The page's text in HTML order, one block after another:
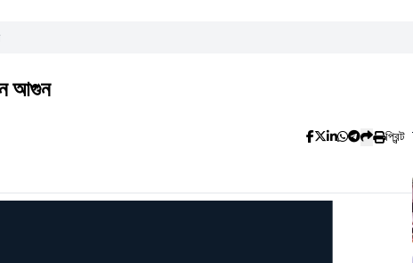
আগুন
প্রিন্ট